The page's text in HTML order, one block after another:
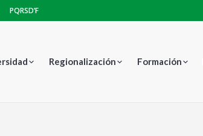
PQRSD’F
Regionalización Formación